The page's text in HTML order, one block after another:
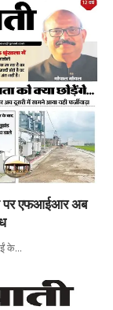
पर एफआईआर अब
के…